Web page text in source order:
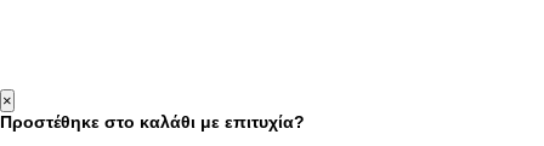
×
Προστέθηκε στο καλάθι με επιτυχία?